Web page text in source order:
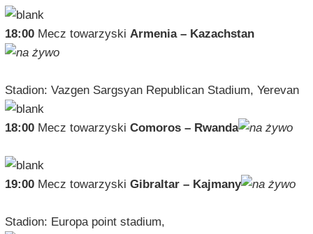
18:00Mecz towarzyski Armenia – Kazachstan
Stadion: Vazgen Sargsyan Republican Stadium, Yerevan
18:00Mecz towarzyski Comoros – Rwanda
19:00Mecz towarzyski Gibraltar – Kajmany
Stadion: Europa point stadium,